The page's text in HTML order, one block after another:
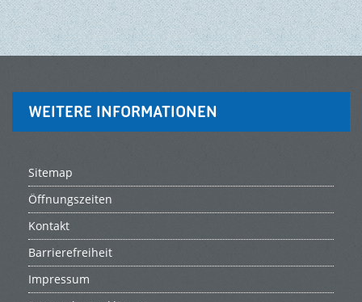
WEITERE INFORMATIONEN
Sitemap
Öffnungszeiten
Kontakt
Barrierefreiheit
Impressum